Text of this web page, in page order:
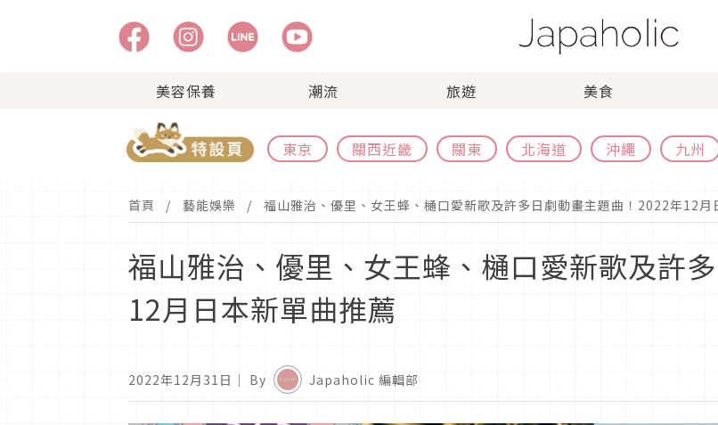
美容保養 潮流 旅遊 美食
東京 關西近畿 關東 北海道 沖繩 九州
首頁 藝能娛樂 福山雅治、優里、女王蜂、樋口愛新歌及許多日劇動畫主題曲！2022年12月
福山雅治、優里、女王蜂、樋口愛新歌及許
12月日本新單曲推薦
2022年12月31日 ｜ By Japaholic 編輯部